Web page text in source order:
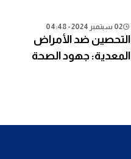
02 سبتمبر 2024 - 04:48
التحصين ضد الأمراض
المعدية: جهود الصحة